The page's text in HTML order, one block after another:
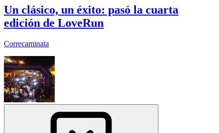
Un clásico, un éxito: pasó la cuarta
edición de LoveRun
Correcaminata